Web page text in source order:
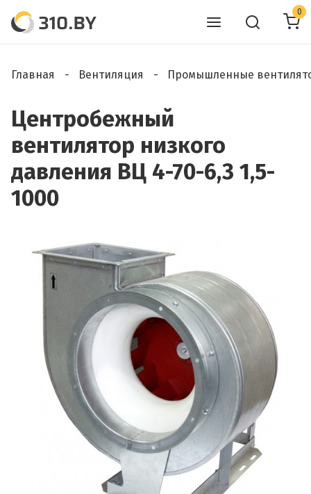
0
Главная Вентиляция Промышленные
Центробежный
вентилятор низкого
давления ВЦ 4-70-6,3 1,5-
1000